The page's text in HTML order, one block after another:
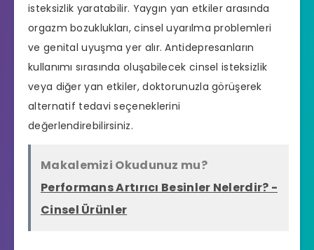
isteksizlik yaratabilir. Yaygın yan etkiler arasında
orgazm bozuklukları, cinsel uyarılma problemleri
ve genital uyuşma yer alır. Antidepresanların
kullanımı sırasında oluşabilecek cinsel isteksizlik
veya diğer yan etkiler, doktorunuzla görüşerek
alternatif tedavi seçeneklerini
değerlendirebilirsiniz.
Makalemizi Okudunuz mu?
Performans Artırıcı Besinler Nelerdir? -
Cinsel Ürünler